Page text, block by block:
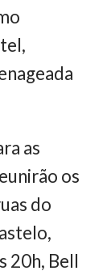
as
os
do
20h, Bell